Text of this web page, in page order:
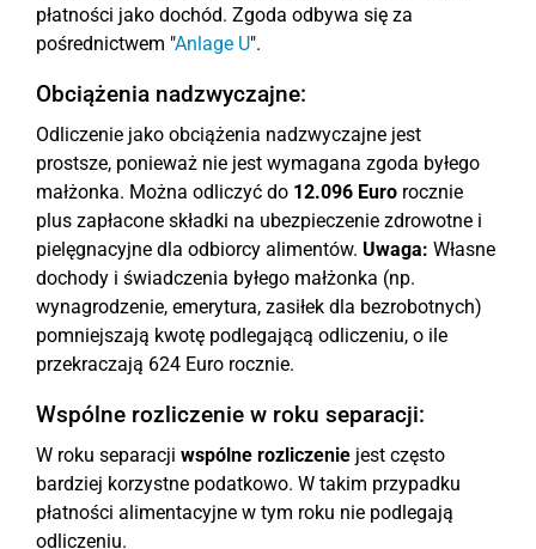
płatności jako dochód. Zgoda odbywa się za
pośrednictwem "Anlage U".
Obciążenia nadzwyczajne:
Odliczenie jako obciążenia nadzwyczajne jest
prostsze, ponieważ nie jest wymagana zgoda byłego
małżonka. Można odliczyć do 12.096 Euro rocznie
plus zapłacone składki na ubezpieczenie zdrowotne i
pielęgnacyjne dla odbiorcy alimentów. Uwaga: Własne
dochody i świadczenia byłego małżonka (np.
wynagrodzenie, emerytura, zasiłek dla bezrobotnych)
pomniejszają kwotę podlegającą odliczeniu, o ile
przekraczają 624 Euro rocznie.
Wspólne rozliczenie w roku separacji:
W roku separacji wspólne rozliczenie jest często
bardziej korzystne podatkowo. W takim przypadku
płatności alimentacyjne w tym roku nie podlegają
odliczeniu.